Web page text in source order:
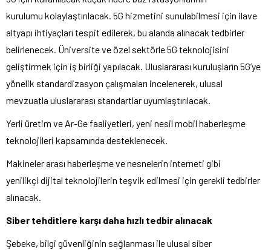
kurulumu kolaylaştırılacak. 5G hizmetini sunulabilmesi için ilave
altyapı ihtiyaçları tespit edilerek, bu alanda alınacak tedbirler
belirlenecek. Üniversite ve özel sektörle 5G teknolojisini
geliştirmek için iş birliği yapılacak. Uluslararası kuruluşların 5G’ye
yönelik standardizasyon çalışmaları incelenerek, ulusal
mevzuatla uluslararası standartlar uyumlaştırılacak.
Yerli üretim ve Ar-Ge faaliyetleri, yeni nesil mobil haberleşme
teknolojileri kapsamında desteklenecek.
Makineler arası haberleşme ve nesnelerin interneti gibi
yenilikçi dijital teknolojilerin teşvik edilmesi için gerekli tedbirler
alınacak.
Siber tehditlere karşı daha hızlı tedbir alınacak
Şebeke, bilgi güvenliğinin sağlanması ile ulusal siber